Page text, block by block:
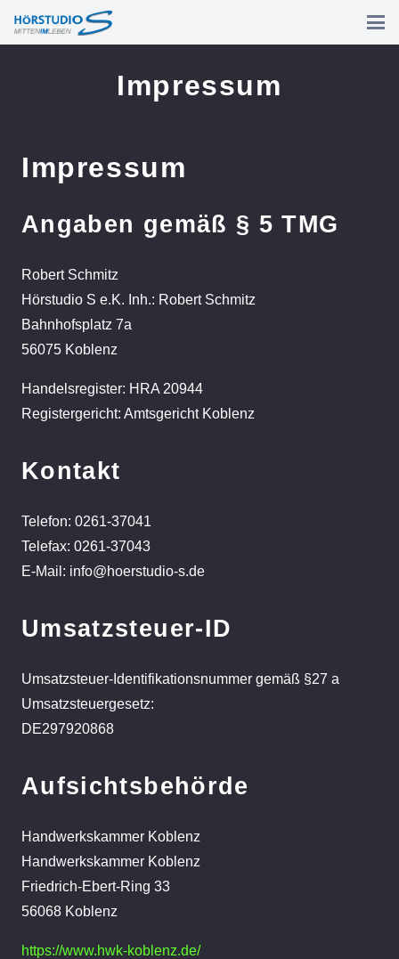
Impressum
Impressum
Angaben gemäß § 5 TMG
Robert Schmitz
Hörstudio S e.K. Inh.: Robert Schmitz
Bahnhofsplatz 7a
56075 Koblenz
Handelsregister: HRA 20944
Registergericht: Amtsgericht Koblenz
Kontakt
Telefon: 0261-37041
Telefax: 0261-37043
E-Mail: info@hoerstudio-s.de
Umsatzsteuer-ID
Umsatzsteuer-Identifikationsnummer gemäß §27 a
Umsatzsteuergesetz:
DE297920868
Aufsichtsbehörde
Handwerkskammer Koblenz
Handwerkskammer Koblenz
Friedrich-Ebert-Ring 33
56068 Koblenz
https://www.hwk-koblenz.de/